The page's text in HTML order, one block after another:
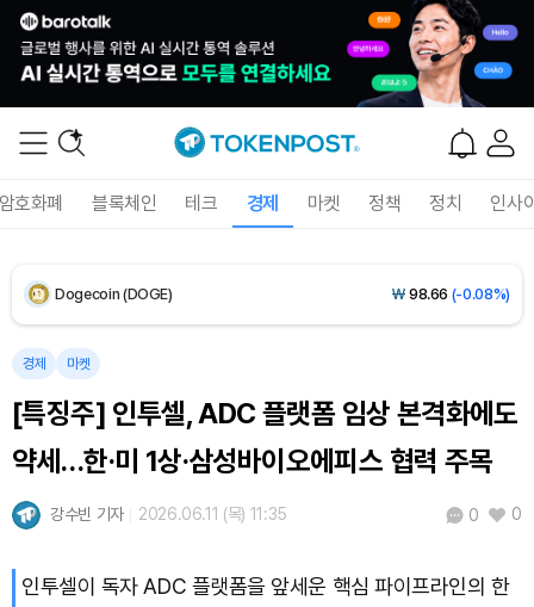
호화폐 블록체인 테크 경제 마켓 정책 정치 인사
XRP (XRP) ₩ 1,456(+0.04%)
Dogecoin (DOGE) ₩ 98.66 (-0.08%)
Bitcoin (BTC)
경제 마켓
[특징주] 인투셀, ADC 플랫폼 임상 본격화에도
약세…한·미 1상·삼성바이오에피스 협력 주목
강수빈 기자 2026.06.11 (목) 11:35 0 0
인투셀이 독자 ADC 플랫폼을 앞세운 핵심 파이프라인의 한